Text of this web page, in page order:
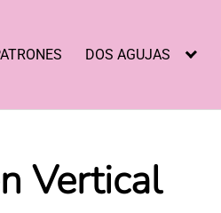
DOS AGUJAS
Vertical